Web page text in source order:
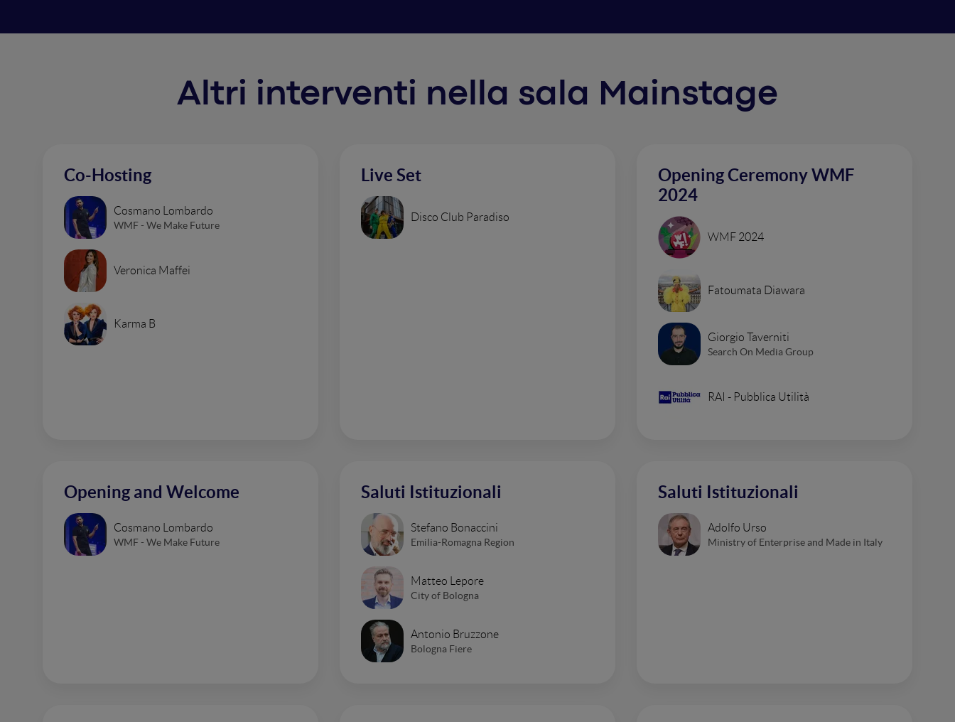
Altri interventi nella sala Mainstage
Co-Hosting
Cosmano Lombardo
WMF - We Make Future
Veronica Maffei
Karma B
Live Set
Disco Club Paradiso
Opening Ceremony WMF
2024
WMF 2024
Fatoumata Diawara
Giorgio Taverniti
Search On Media Group
RAI - Pubblica Utilità
Opening and Welcome
Cosmano Lombardo
WMF - We Make Future
Saluti Istituzionali
Stefano Bonaccini
Emilia-Romagna Region
Matteo Lepore
City of Bologna
Antonio Bruzzone
Bologna Fiere
Saluti Istituzionali
Adolfo Urso
Ministry of Enterprise and Made in Italy